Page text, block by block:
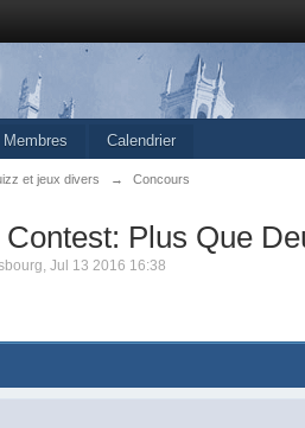
Membres Calendrier
et jeux divers → Concours
Plus Que
, Jul 13 2016 16:38